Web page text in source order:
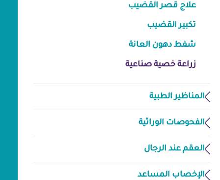
علاج قصر القضيب
تكبير القضيب
شفط دهون العانة
زراعة خصية صناعية
المناظير الطبية
الفحوصات الوراثية
العقم عند الرجال
الإخصاب المساعد